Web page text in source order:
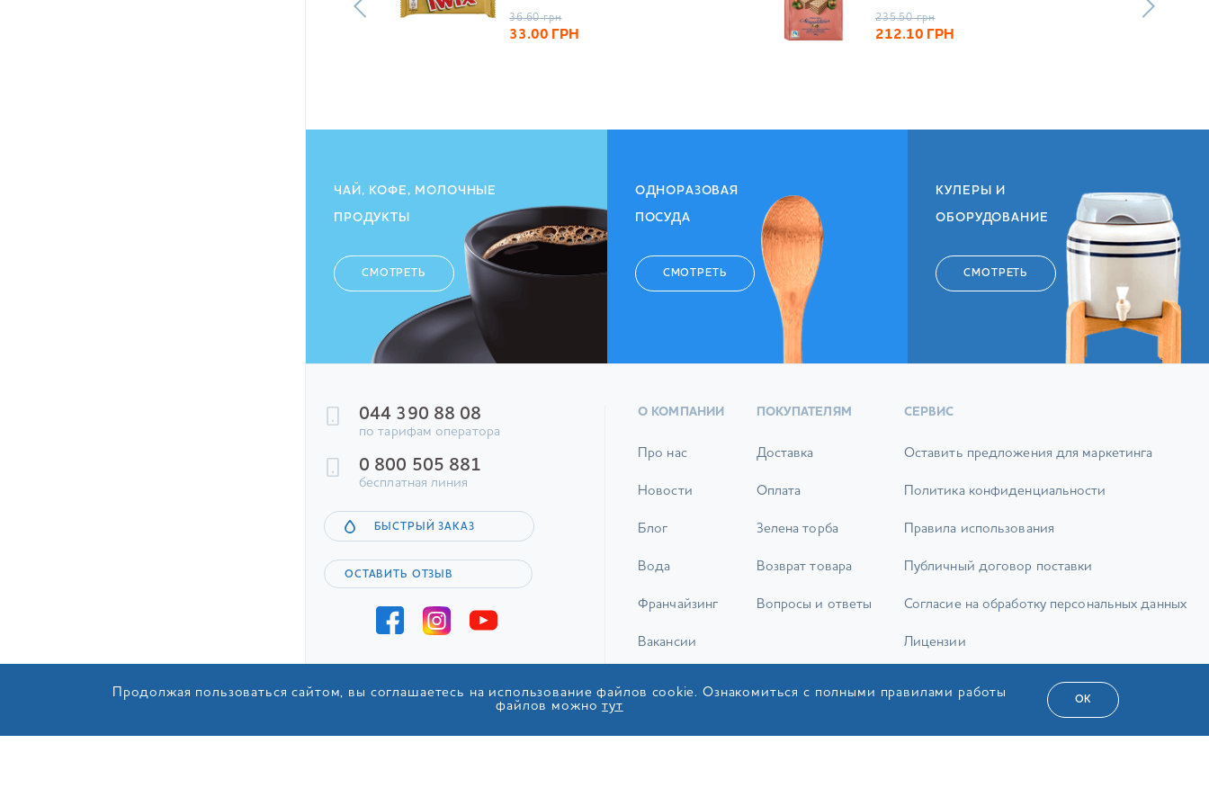
36.60 грн
33.00 ГРН
235.50 грн
212.10 ГРН
ЧАЙ, КОФЕ, МОЛОЧНЫЕ
ПРОДУКТЫ
СМОТРЕТЬ
ОДНОРАЗОВАЯ
ПОСУДА
СМОТРЕТЬ
КУЛЕРЫ И
ОБОРУДОВАНИЕ
СМОТРЕТЬ
044 390 88 08
по тарифам оператора
0 800 505 881
бесплатная линия
БЫСТРЫЙ ЗАКАЗ
ОСТАВИТЬ ОТЗЫВ
О КОМПАНИИ
Про нас
Новости
Блог
Вода
Франчайзинг
Вакансии
ПОКУПАТЕЛЯМ
Доставка
Оплата
Зелена торба
Возврат товара
Вопросы и ответы
СЕРВИС
Оставить предложения для маркетинга
Политика конфиденциальности
Правила использования
Публичный договор поставки
Согласие на обработку персональных данных
Лицензии
Продолжая пользоваться сайтом, вы соглашаетесь на использование файлов cookie. Ознакомиться с полными правилами работы
файлов можно тут ОК